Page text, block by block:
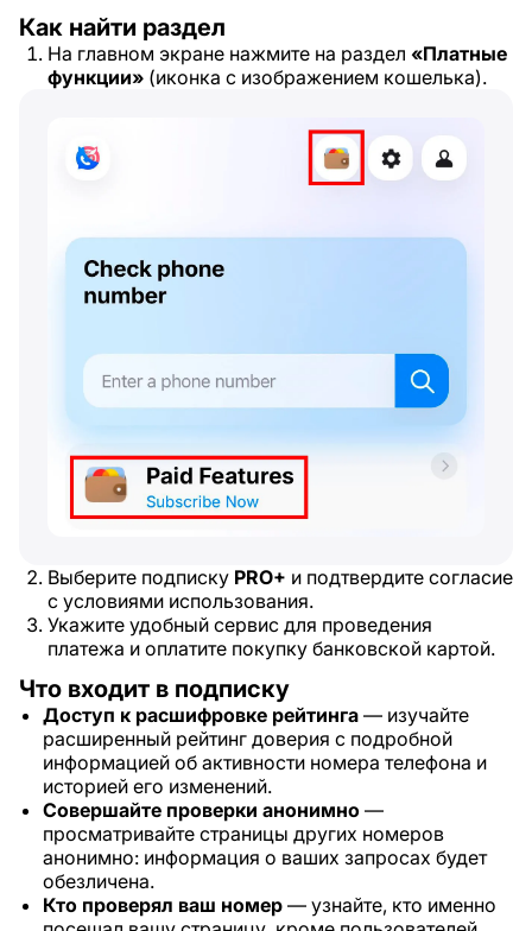
Как найти раздел
На главном экране нажмите на раздел «Платные
функции» (иконка с изображением кошелька).
Выберите подписку PRO+ и подтвердите согласие
с условиями использования.
Укажите удобный сервис для проведения
платежа и оплатите покупку банковской картой.
Что входит в подписку
Доступ к расшифровке рейтинга — изучайте
расширенный рейтинг доверия с подробной
информацией об активности номера телефона и
историей его изменений.
Совершайте проверки анонимно —
просматривайте страницы других номеров
анонимно: информация о ваших запросах будет
обезличена.
Кто проверял ваш номер — узнайте, кто именно